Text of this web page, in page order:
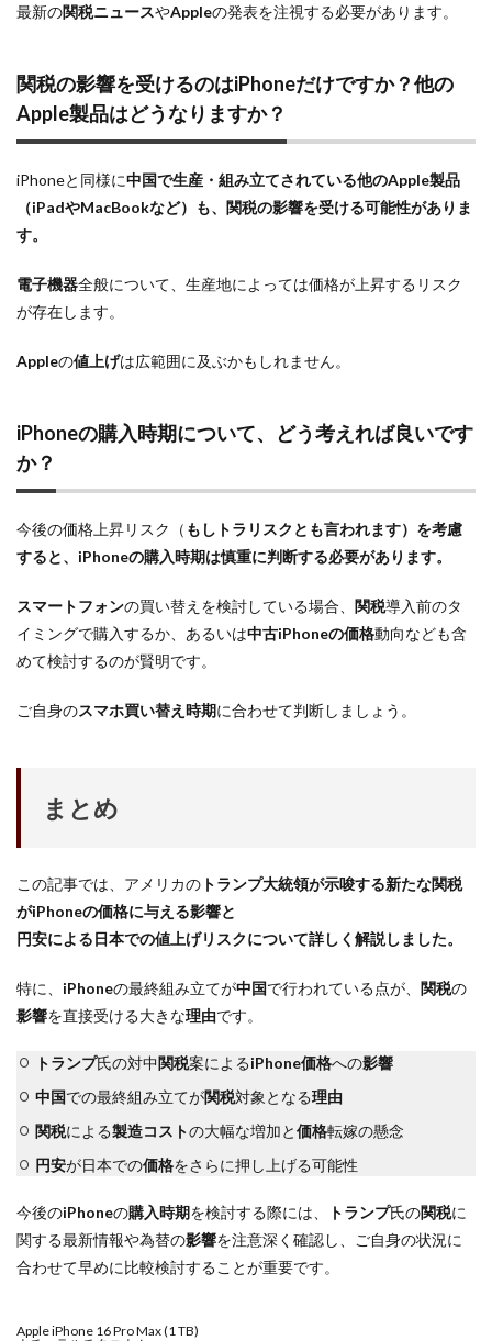
最新の関税ニュースやAppleの発表を注視する必要があります。
関税の影響を受けるのはiPhoneだけですか？他の
Apple製品はどうなりますか？
iPhoneと同様に中国で生産・組み立てされている他のApple製品
（iPadやMacBookなど）も、 関税の影響を受ける可能性がありま
す。
電子機器全般について、生産地によっては価格が上昇するリスク
が存在します。
Appleの値上げは広範囲に及ぶかもしれません。
iPhoneの購入時期について、どう考えれば良いです
か？
今後の価格上昇リスク（ もしトラリスクとも言われます）を考慮
すると、 iPhoneの購入時期は慎重に判断する必要があります。
スマートフォンの買い替えを検討している場合、 関税導入前のタ
イミングで購入するか、あるいは中古iPhoneの価格動向なども含
めて検討するのが賢明です。
ご自身のスマホ買い替え時期に合わせて判断しましょう。
まとめ
この記事では、アメリカの トランプ大統領が示唆する新たな関税
がiPhoneの価格に与える影響と
円安による日本での値上げリスクについて詳しく解説しました。
特に、 iPhoneの最終組み立てが中国で行われている点が、 関税の
影響を直接受ける大きな理由です。
トランプ氏の対中関税案によるiPhone価格への影響
中国での最終組み立てが関税対象となる理由
関税による製造コストの大幅な増加と価格転嫁の懸念
円安が日本での価格をさらに押し上げる可能性
今後のiPhoneの購入時期を検討する際には、 トランプ氏の関税に
関する最新情報や為替の影響を注意深く確認し、ご自身の状況に
合わせて早めに比較検討することが重要です。
Apple iPhone 16 Pro Max (1 TB)